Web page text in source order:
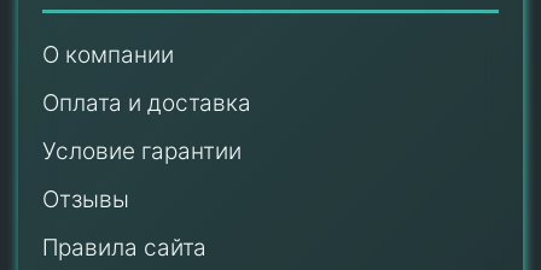
О компании
Оплата и доставка
Условие гарантии
Отзывы
Правила сайта